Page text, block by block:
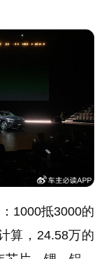
1000抵3000的
算，24.58万的